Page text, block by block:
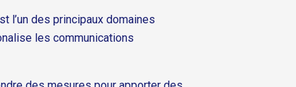
l’un des principaux domaines
les communications